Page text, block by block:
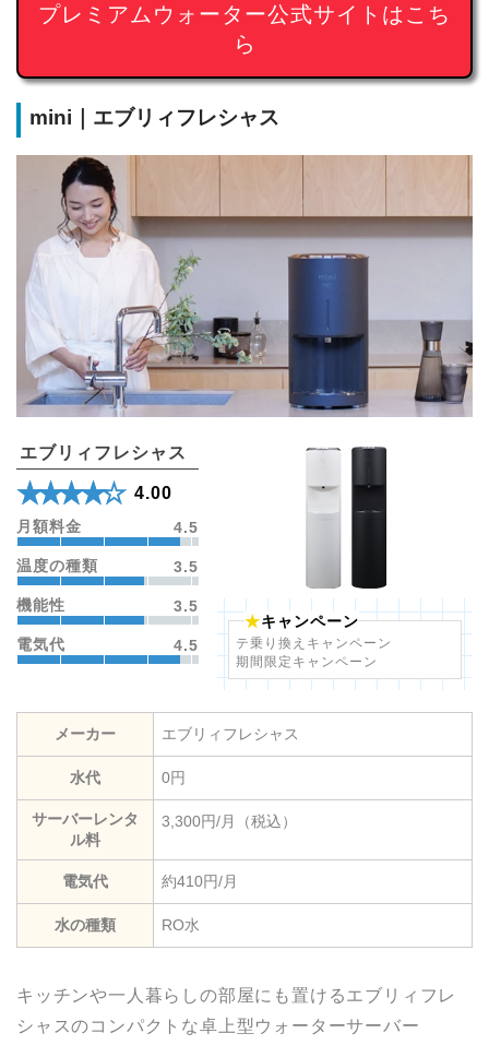
プレミアムウォーター公式サイトはこち
ら
mini｜エブリィフレシャス
エブリィフレシャス
★★★★★
☆☆☆☆☆ 4.00
月額料金 4.5
温度の種類 3.5
機能性 3.5
電気代 4.5
キャンペーン
テ乗り換えキャンペーン
期間限定キャンペーン
メーカー エブリィフレシャス
水代 0円
サーバーレンタ
ル料
3,300円/月（税込）
電気代 約410円/月
水の種類 RO水
キッチンや一人暮らしの部屋にも置けるエブリィフレ
シャスのコンパクトな卓上型ウォーターサーバー